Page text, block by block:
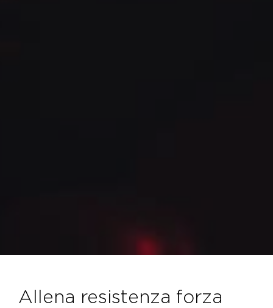
allena resistenza forza